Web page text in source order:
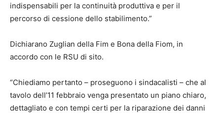
indispensabili per la continuità produttiva e per il
percorso di cessione dello stabilimento.”
Dichiarano Zuglian della Fim e Bona della Fiom, in
accordo con le RSU di sito.
“Chiediamo pertanto – proseguono i sindacalisti – che al
tavolo dell’11 febbraio venga presentato un piano chiaro,
dettagliato e con tempi certi per la riparazione dei danni